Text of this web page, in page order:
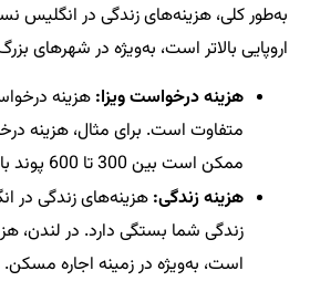
به‌طور کلی، هزینه‌های زندگی در انگلیس
اروپایی بالاتر است، به‌ویژه در شهرهای
هزینه درخواست ویزا: هزینه
متفاوت است. برای مثال، هزینه
ممکن است بین 300 تا 600 پوند باشد.
هزینه‌ زندگی: هزینه‌های زندگی
زندگی شما بستگی دارد. در لندن،
است، به‌ویژه در زمینه اجاره مسکن.